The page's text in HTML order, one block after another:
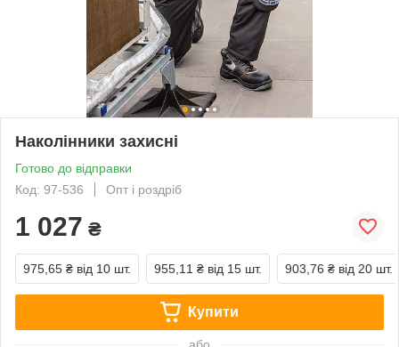
Наколінники захисні
Готово до відправки
Код: 97-536
Опт і роздріб
1 027 ₴
975,65 ₴ від 10 шт. 955,11 ₴ від 15 шт. 903,76 ₴ від 20 шт.
Купити
або